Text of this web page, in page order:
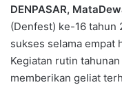
DENPASAR,
(Denfest) ke-16 tahun
sukses selama empat
Kegiatan rutin
memberikan geliat